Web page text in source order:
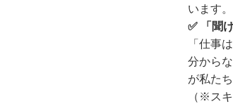
います。
✅ 「聞
「仕事
分から
が私た
（※ス